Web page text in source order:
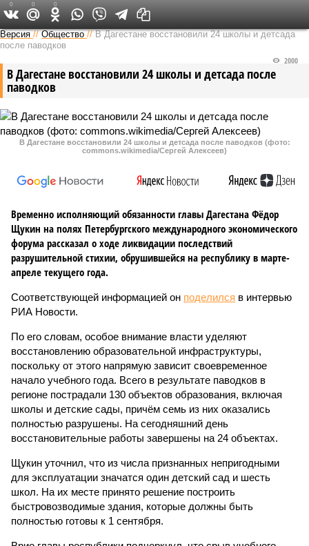
Версия на Кавказе
Версия //Общество //В Дагестане восстановили 24 школы и детсада
после паводков
В Дагестане восстановили 24 школы и детсада после
паводков
2000
В Дагестане восстановили 24 школы и детсада после паводков (фото:
commons.wikimedia/Сергей Алексеев)
Временно исполняющий обязанности главы Дагестана Фёдор
Щукин на полях Петербургского международного экономического
форума рассказал о ходе ликвидации последствий
разрушительной стихии, обрушившейся на республику в марте-
апреле текущего года.
Соответствующей информацией он поделился в интервью
РИА Новости.
По его словам, особое внимание власти уделяют
восстановлению образовательной инфраструктуры,
поскольку от этого напрямую зависит своевременное
начало учебного года. Всего в результате паводков в
регионе пострадали 130 объектов образования, включая
школы и детские сады, причём семь из них оказались
полностью разрушены. На сегодняшний день
восстановительные работы завершены на 24 объектах.
Щукин уточнил, что из числа признанных непригодными
для эксплуатации значатся один детский сад и шесть
школ. На их месте принято решение построить
быстровозводимые здания, которые должны быть
полностью готовы к 1 сентября.
0 0 0